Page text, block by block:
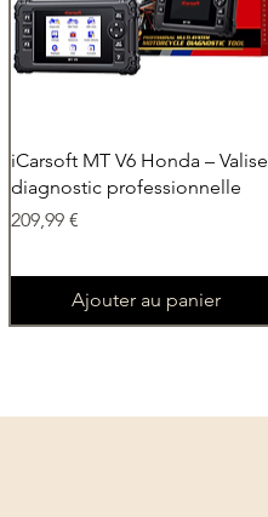
Aperçu rapide
iCarsoft MT V6 Honda – Valise
diagnostic professionnelle
Prix
209,99 €
Ajouter au panier